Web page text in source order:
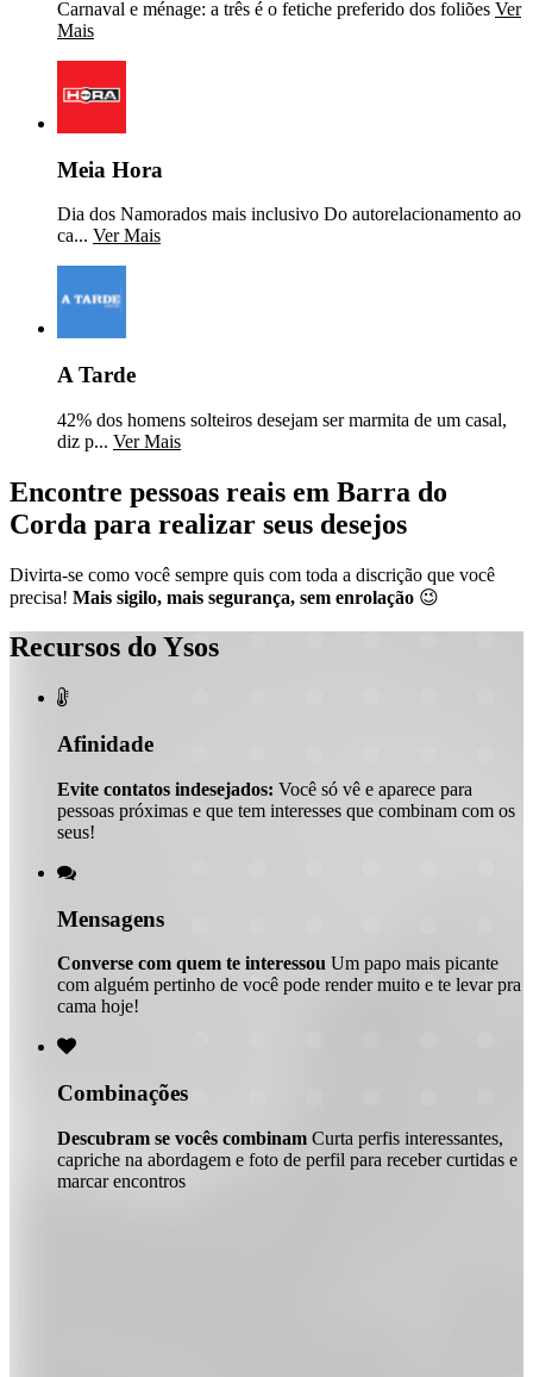
Carnaval e ménage: a três é o fetiche preferido dos foliões Ver
Mais
Meia Hora
Dia dos Namorados mais inclusivo Do autorelacionamento ao
ca... Ver Mais
A Tarde
42% dos homens solteiros desejam ser marmita de um casal,
diz p... Ver Mais
Encontre pessoas reais em Barra do
Corda para realizar seus desejos
Divirta-se como você sempre quis com toda a discrição que você
precisa! Mais sigilo, mais segurança, sem enrolação 😉
Recursos do Ysos

Afinidade
Evite contatos indesejados: Você só vê e aparece para
pessoas próximas e que tem interesses que combinam com os
seus!

Mensagens
Converse com quem te interessou Um papo mais picante
com alguém pertinho de você pode render muito e te levar pra
cama hoje!

Combinações
Descubram se vocês combinam Curta perfis interessantes,
capriche na abordagem e foto de perfil para receber curtidas e
marcar encontros